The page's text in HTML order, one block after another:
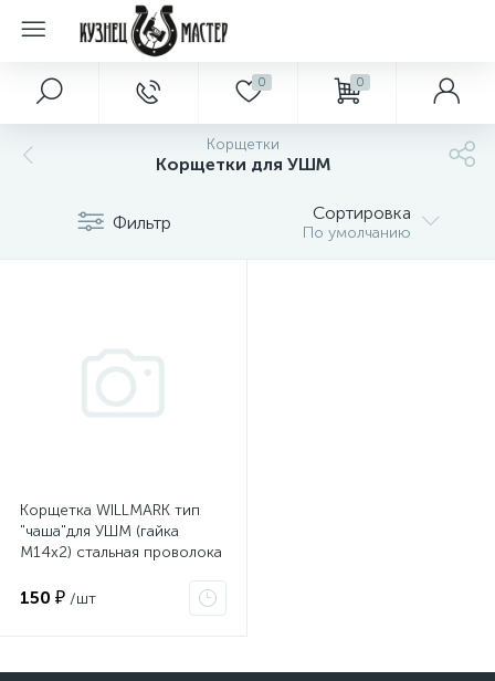
0 0
Корщетки
Корщетки для УШМ
Фильтр Сортировка
По умолчанию
Корщетка WILLMARK тип
"чаша"для УШМ (гайка
М14х2) стальная проволока
150 ₽ /шт